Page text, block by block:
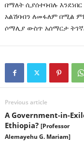
በማለት ሲያሰተባብሉ
አልሽባብን ለመፋለም በሚል
ሶማሊያ ውስጥ አሰማርታ
Previous article
A Government-in-
Ethiopia? [Professor
Alemayehu G. Mariam]